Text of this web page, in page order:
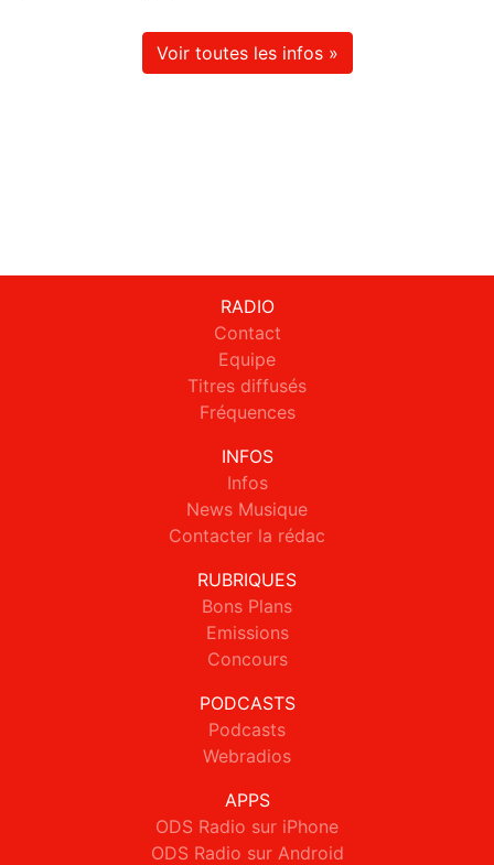
Voir toutes les infos »
RADIO
Contact
Equipe
Titres diffusés
Fréquences
INFOS
Infos
News Musique
Contacter la rédac
RUBRIQUES
Bons Plans
Emissions
Concours
PODCASTS
Podcasts
Webradios
APPS
ODS Radio sur iPhone
ODS Radio sur Android